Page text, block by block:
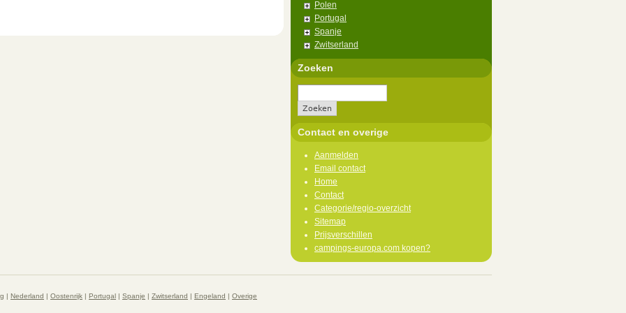
Polen
Portugal
Spanje
Zwitserland
Zoeken
Contact en overige
Aanmelden
Email contact
Home
Contact
Categorie/regio-overzicht
Sitemap
Prijsverschillen
campings-europa.com kopen?
| Nederland | Oostenrijk | Portugal | Spanje | Zwitserland | Engeland | Overige